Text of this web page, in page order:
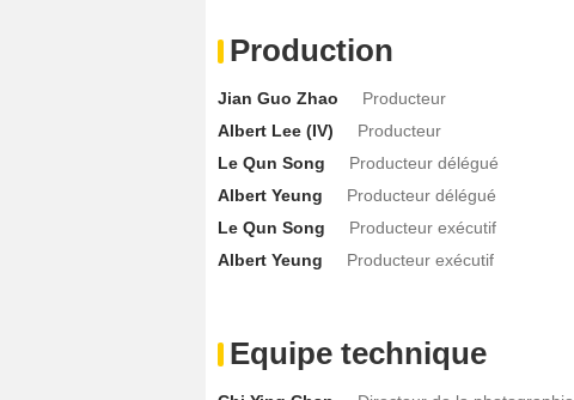
Production
Jian Guo Zhao
Producteur
Albert Lee (IV)
Producteur
Le Qun Song
Producteur délégué
Albert Yeung
Producteur délégué
Le Qun Song
Producteur exécutif
Albert Yeung
Producteur exécutif
Equipe technique